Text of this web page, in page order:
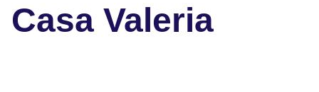
Casa Valeria